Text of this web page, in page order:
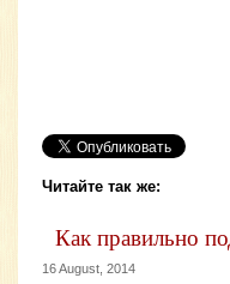
Читайте так же:
Как правильно
16 August, 2014